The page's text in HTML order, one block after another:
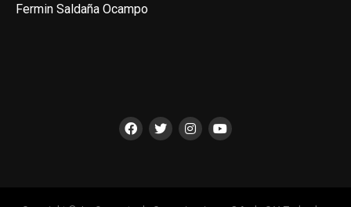
Fermin Saldaña Ocampo